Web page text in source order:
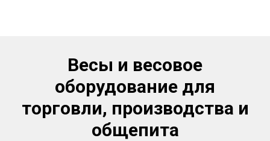
Весы и весовое
оборудование для
торговли, производства и
общепита